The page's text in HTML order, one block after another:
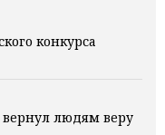
конкурса
людям веру